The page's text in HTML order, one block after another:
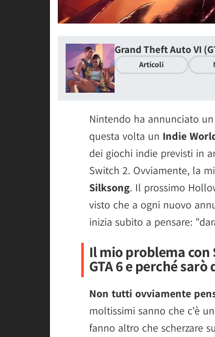
Grand Theft Auto VI
Articoli
Nintendo ha annunciato
questa volta un Indie
dei giochi indie previsti in
Switch 2. Ovviamente, la
Silksong. Il prossimo
visto che a ogni nuovo
inizia subito a pensare:
Il mio problema con
GTA 6 e perché
Non tutti ovviamente
moltissimi sanno che c'è
fanno altro che scherzare